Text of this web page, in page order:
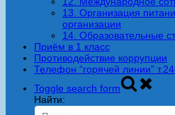
13. Организация
организации
14. Образовательные
Приём в 1 класс
Противодействие коррупции
Телефон “горячей линии”
Toggle search form
Найти: